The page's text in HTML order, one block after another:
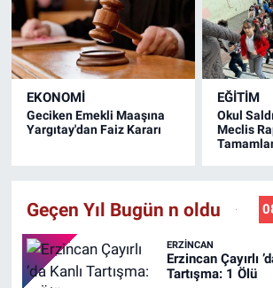
EKONOMİ
Geciken Emekli Maaşına
Yargıtay'dan Faiz Kararı
EĞİTİM
Okul
Meclis
Geçen Yıl Bugün n oldu
ERZINCAN
Erzincan Çayırlı
Tartışma: 1 Ölü